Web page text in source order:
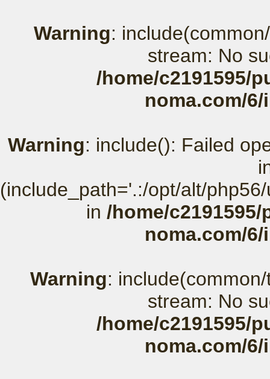
Warning:
stream: No
/home/c2191595/
noma.com/
Warning: include(): Failed
(include_path='.:/opt/alt/
in /home/
noma.com/
Warning:
stream: No
/home/c2191595/
noma.com/